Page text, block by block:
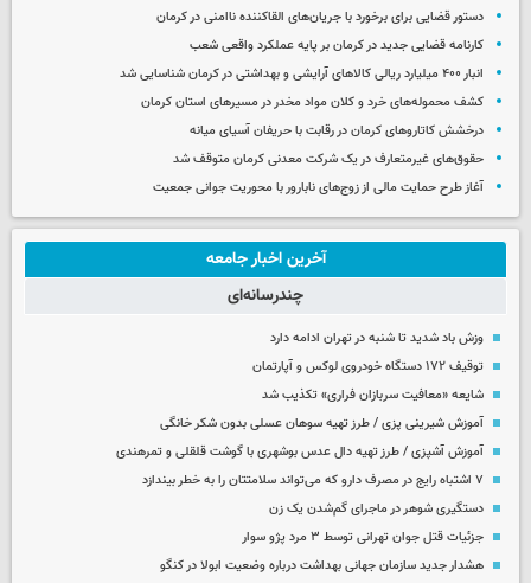
دستور قضایی برای برخورد با جریان‌های القاکننده ناامنی در کرمان
کارنامه قضایی جدید در کرمان بر پایه عملکرد واقعی شعب
انبار ۴۰۰ میلیارد ریالی کالاهای آرایشی و بهداشتی در کرمان شناسایی شد
کشف محموله‌های خرد و کلان مواد مخدر در مسیرهای استان کرمان
درخشش کاتاروهای کرمان در رقابت با حریفان آسیای میانه
حقوق‌های غیرمتعارف در یک شرکت معدنی کرمان متوقف شد
آغاز طرح حمایت مالی از زوج‌های نابارور با محوریت جوانی جمعیت
آخرین اخبار جامعه
چندرسانه‌ای
وزش باد شدید تا شنبه در تهران ادامه دارد
توقیف ۱۷۲ دستگاه خودروی لوکس و آپارتمان
شایعه «معافیت سربازان فراری» تکذیب شد
آموزش شیرینی پزی / طرز تهیه سوهان عسلی بدون شکر خانگی
آموزش آشپزی / طرز تهیه دال عدس بوشهری با گوشت قلقلی و تمرهندی
۷ اشتباه رایج در مصرف دارو که می‌تواند سلامتتان را به خطر بیندازد
دستگیری شوهر در ماجرای گم‌شدن یک زن
جزئیات قتل جوان تهرانی توسط ۳ مرد پژو سوار
هشدار جدید سازمان جهانی بهداشت درباره وضعیت ابولا در کنگو